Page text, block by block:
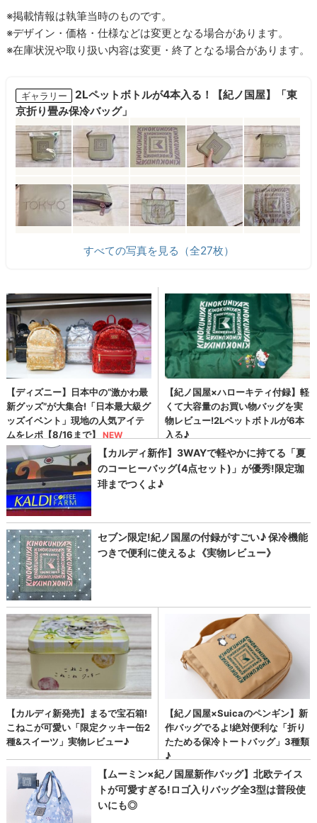
※掲載情報は執筆当時のものです。
※デザイン・価格・仕様などは変更となる場合があります。
※在庫状況や取り扱い内容は変更・終了となる場合があります。
ギャラリー
2Lペットボトルが4本入る！【紀ノ国屋】「東
京折り畳み保冷バッグ」
すべての写真を見る（全27枚）